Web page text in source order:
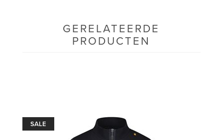
GERELATEERDE
PRODUCTEN
SALE